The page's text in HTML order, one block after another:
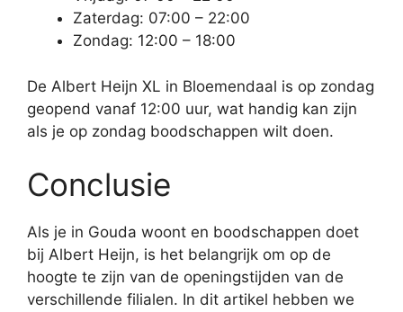
Zaterdag: 07:00 – 22:00
Zondag: 12:00 – 18:00
De Albert Heijn XL in Bloemendaal is op zondag
geopend vanaf 12:00 uur, wat handig kan zijn
als je op zondag boodschappen wilt doen.
Conclusie
Als je in Gouda woont en boodschappen doet
bij Albert Heijn, is het belangrijk om op de
hoogte te zijn van de openingstijden van de
verschillende filialen. In dit artikel hebben we